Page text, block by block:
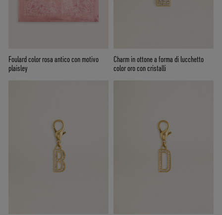
Foulard color rosa antico con motivo
plaisley
Charm in ottone a forma di lucchetto
color oro con cristalli